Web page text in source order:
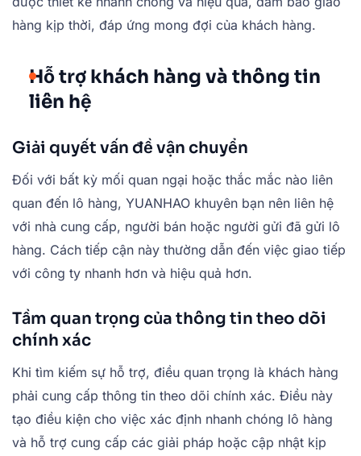
hàng kịp thời, đáp ứng mong đợi của khách hàng.
Hỗ trợ khách hàng và thông tin
liên hệ
Giải quyết vấn đề vận chuyển
Đối với bất kỳ mối quan ngại hoặc thắc mắc nào liên
quan đến lô hàng, YUANHAO khuyên bạn nên liên hệ
với nhà cung cấp, người bán hoặc người gửi đã gửi lô
hàng. Cách tiếp cận này thường dẫn đến việc giao tiếp
với công ty nhanh hơn và hiệu quả hơn.
Tầm quan trọng của thông tin theo dõi
chính xác
Khi tìm kiếm sự hỗ trợ, điều quan trọng là khách hàng
phải cung cấp thông tin theo dõi chính xác. Điều này
tạo điều kiện cho việc xác định nhanh chóng lô hàng
và hỗ trợ cung cấp các giải pháp hoặc cập nhật kịp